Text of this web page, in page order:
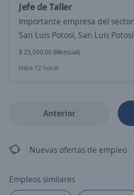
Jefe de Taller
Importante empresa del sector
San Luis Potosí, San Luis Potosí
$ 25,000.00 (Mensual)
Hace 12 horas
Anterior
Nuevas ofertas de empleo
Empleos similares